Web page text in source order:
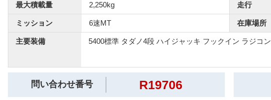
最大積載量 2,250kg 走行
ミッション 6速MT 在庫場所
主要装備 5400標準 タダノ4段 ハイジャッキ フックイン ラジコン
問い合わせ番号 R19706